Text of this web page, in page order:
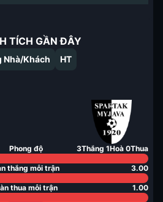
TÍCH GẦN ĐÂY
Nhà/Khách HT
Phong độ 3Thắng 1Hoà 0Thua
thắng mỗi trận 3.00
thua mỗi trận 1.00